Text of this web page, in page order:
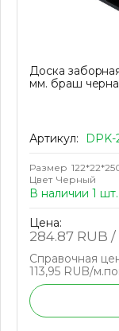
Доска
мм. браш
Артикул: DPK-
Размер
Цвет Черный
В наличии 1 шт.
Цена:
284.87 RUB
Справочная
113,95 RUB/